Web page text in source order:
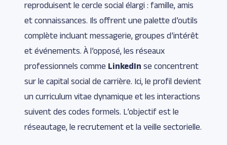
reproduisent le cercle social élargi : famille, amis
et connaissances. Ils offrent une palette d’outils
complète incluant messagerie, groupes d’intérêt
et événements. À l’opposé, les réseaux
professionnels comme LinkedIn se concentrent
sur le capital social de carrière. Ici, le profil devient
un curriculum vitae dynamique et les interactions
suivent des codes formels. L’objectif est le
réseautage, le recrutement et la veille sectorielle.